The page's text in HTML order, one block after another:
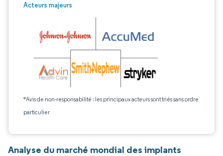
Acteurs majeurs
*Avis de non-responsabilité : les principaux acteurs sont triés sans ordre
particulier
Analyse du marché mondial des implants